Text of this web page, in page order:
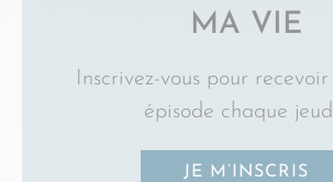
MA VIE
Inscrivez-vous pour
épisode chaque
JE M’INSCRIS